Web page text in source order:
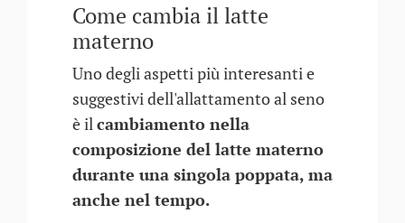
Come cambia il latte
materno
Uno degli aspetti più interesanti e
suggestivi dell'allattamento al seno
è ilcambiamento nella
composizione del latte materno
durante una singola poppata, ma
anche nel tempo.